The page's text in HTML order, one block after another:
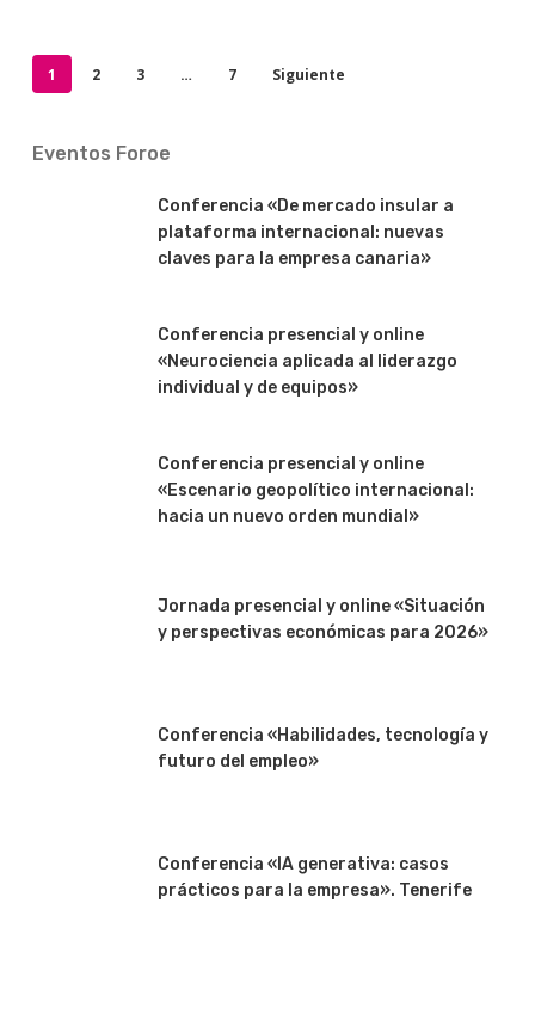
1 2 3 … 7 Siguiente
Eventos Foroe
Conferencia «De mercado insular a
plataforma internacional: nuevas
claves para la empresa canaria»
Conferencia presencial y online
«Neurociencia aplicada al liderazgo
individual y de equipos»
Conferencia presencial y online
«Escenario geopolítico internacional:
hacia un nuevo orden mundial»
Jornada presencial y online «Situación
y perspectivas económicas para 2026»
Conferencia «Habilidades, tecnología y
futuro del empleo»
Conferencia «IA generativa: casos
prácticos para la empresa». Tenerife